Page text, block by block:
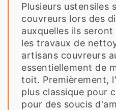
Plusieurs ustensiles
couvreurs lors des
auxquelles ils
les travaux de
artisans couvreurs
essentiellement de
toit. Premièrement,
plus classique pour
pour des soucis